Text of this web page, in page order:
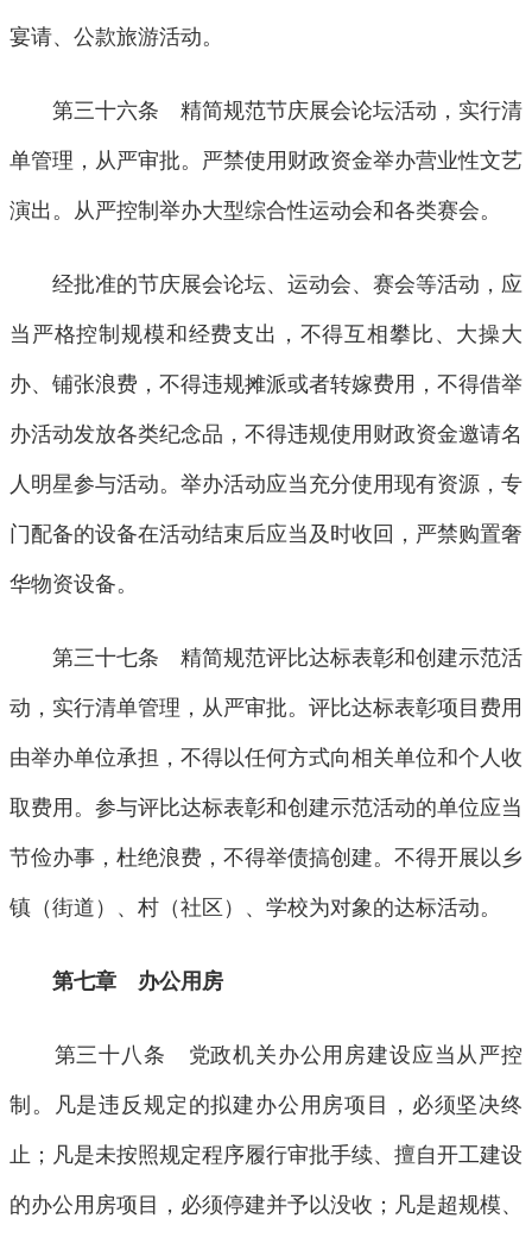
宴请、公款旅游活动。
第三十六条 精简规范节庆展会论坛活动，实行清
单管理，从严审批。严禁使用财政资金举办营业性文艺
演出。从严控制举办大型综合性运动会和各类赛会。
经批准的节庆展会论坛、运动会、赛会等活动，应
当严格控制规模和经费支出，不得互相攀比、大操大
办、铺张浪费，不得违规摊派或者转嫁费用，不得借举
办活动发放各类纪念品，不得违规使用财政资金邀请名
人明星参与活动。举办活动应当充分使用现有资源，专
门配备的设备在活动结束后应当及时收回，严禁购置奢
华物资设备。
第三十七条 精简规范评比达标表彰和创建示范活
动，实行清单管理，从严审批。评比达标表彰项目费用
由举办单位承担，不得以任何方式向相关单位和个人收
取费用。参与评比达标表彰和创建示范活动的单位应当
节俭办事，杜绝浪费，不得举债搞创建。不得开展以乡
镇（街道）、村（社区）、学校为对象的达标活动。
第七章 办公用房
第三十八条 党政机关办公用房建设应当从严控
制。凡是违反规定的拟建办公用房项目，必须坚决终
止；凡是未按照规定程序履行审批手续、擅自开工建设
的办公用房项目，必须停建并予以没收；凡是超规模、